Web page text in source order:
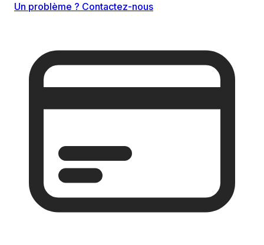
Un problème ? Contactez-nous